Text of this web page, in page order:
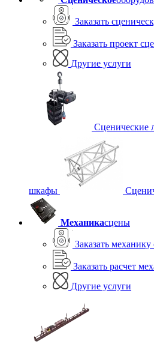
Заказать
Заказать проект
Другие услуги
Сценические
шкафы
Механикасцены
Заказать
Заказать расчет
Другие услуги